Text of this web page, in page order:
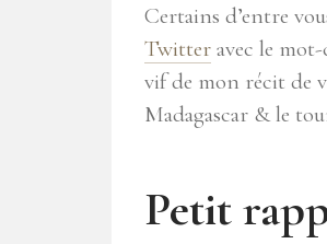
Certains d’entre
Twitter avec le
vif de mon récit de
Madagascar & le
Petit